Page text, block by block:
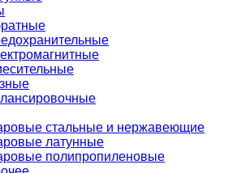
стальные и нержавеющие
латунные
полипропиленовые